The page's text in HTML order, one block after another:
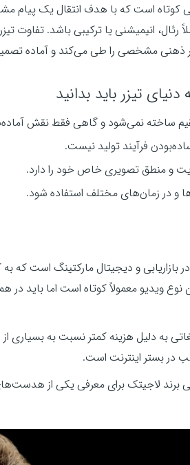
کوتاه است که با هدف انتقال یک
رئال، انیمیشنی یا ترکیبی باشد. تفاوت
مشخصی را طی می‌کند و آماده
تیزر باید بدانید
ساخته نمی‌شود و گاهی فقط نقش
فرآیند تولید نیست.
و منطق تصویری خاص خود را دارد.
و در زمان‌های مختلف استفاده شود.
در بازاریابی و دیجیتال مارکتینگ است
نوع ویدیو معمولاً کوتاه است اما باید
به دلیل هزینه کمتر نسبت به
در بستر اینترنت است.
برند لاجیتک برای معرفی یکی از